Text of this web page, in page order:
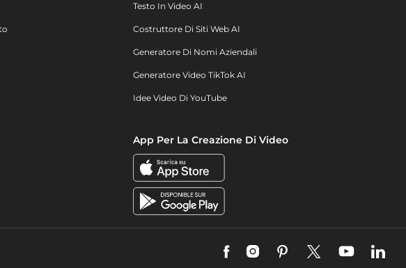
Testo In Video AI
Costruttore Di Siti Web AI
Generatore Di Nomi Aziendali
Generatore Video TikTok AI
Idee Video Di YouTube
App Per La Creazione Di Video